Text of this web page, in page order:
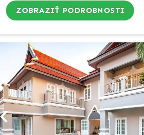
ZOBRAZIŤ PODROBNOSTI